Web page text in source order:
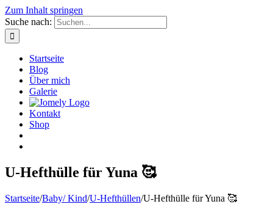
Zum Inhalt springen
Suche nach:
Startseite
Blog
Über mich
Galerie
Kontakt
Shop
U-Hefthülle für Yuna 🥰
Startseite/Baby/ Kind/U-Hefthüllen/U-Hefthülle für Yuna 🥰